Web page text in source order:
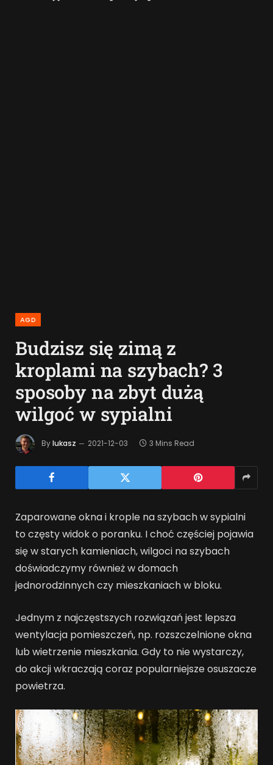
AGD
Budzisz się zimą z
kroplami na szybach? 3
sposoby na zbyt dużą
wilgoć w sypialni
Bylukasz 2021-12-03 3 Mins Read
Zaparowane okna i krople na szybach w sypialni
to częsty widok o poranku. I choć częściej pojawia
się w starych kamieniach, wilgoci na szybach
doświadczymy również w domach
jednorodzinnych czy mieszkaniach w bloku.
Jednym z najczęstszych rozwiązań jest lepsza
wentylacja pomieszczeń, np. rozszczelnione okna
lub wietrzenie mieszkania. Gdy to nie wystarczy,
do akcji wkraczają coraz popularniejsze osuszacze
powietrza.